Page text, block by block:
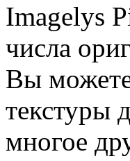
Imagelys
числа
Вы
текстуры
многое